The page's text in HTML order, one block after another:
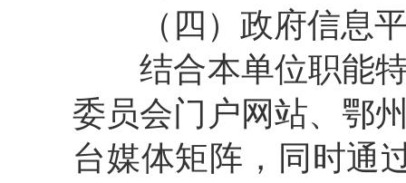
（四）政府信息平
结合本单位职能特
委员会门户网站、鄂
台媒体矩阵，同时通